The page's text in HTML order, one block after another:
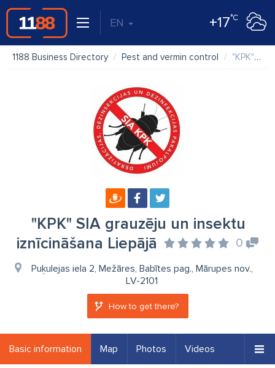
EN +17°C
1188 Business Directory Pest and vermin control "KPK" SIA grauzēju un insektu iznīcināšana Liepājā
"KPK" SIA grauzēju un insektu
iznīcināšana Liepājā
0
Puķulejas iela 2, Mežāres, Babītes pag., Mārupes nov.,
LV-2101
How to get there?
Basic information Map Photos Videos